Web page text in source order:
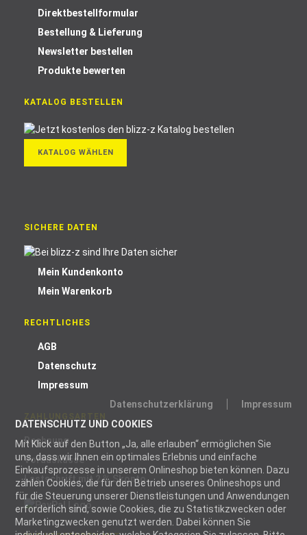
Datenschutzerklärung
Impressum
DATENSCHUTZ UND COOKIES
Mit Klick auf den Button „Ja, alle erlauben“ ermöglichen Sie
uns, dass wir Ihnen ein optimales Erlebnis und einfache
Einkaufsprozesse in unserem Onlineshop bieten können. Dazu
zählen Cookies, die für den Betrieb unseres Onlineshops und
für die Steuerung unserer Dienstleistungen und Anwendungen
erforderlich sind, sowie Cookies, die zu Statistikzwecken oder
Marketingzwecken genutzt werden. Dabei können Sie
Direktbestellformular
Bestellung & Lieferung
Newsletter bestellen
Produkte bewerten
KATALOG BESTELLEN
KATALOG WÄHLEN
SICHERE DATEN
Mein Kundenkonto
Mein Warenkorb
RECHTLICHES
AGB
Datenschutz
Impressum
Rechnung
Vorauskasse
Lastschrift mit 2 % Skonto